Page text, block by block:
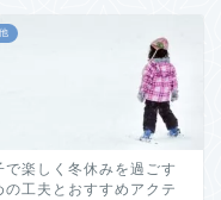
で楽しく冬休みを過ごす
の工夫とおすすめアクテ